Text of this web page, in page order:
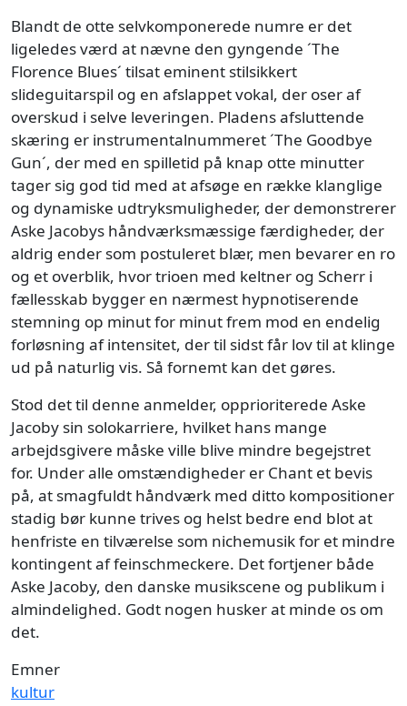
Blandt de otte selvkomponerede numre er det
ligeledes værd at nævne den gyngende ´The
Florence Blues´ tilsat eminent stilsikkert
slideguitarspil og en afslappet vokal, der oser af
overskud i selve leveringen. Pladens afsluttende
skæring er instrumentalnummeret ´The Goodbye
Gun´, der med en spilletid på knap otte minutter
tager sig god tid med at afsøge en række klanglige
og dynamiske udtryksmuligheder, der demonstrerer
Aske Jacobys håndværksmæssige færdigheder, der
aldrig ender som postuleret blær, men bevarer en ro
og et overblik, hvor trioen med keltner og Scherr i
fællesskab bygger en nærmest hypnotiserende
stemning op minut for minut frem mod en endelig
forløsning af intensitet, der til sidst får lov til at klinge
ud på naturlig vis. Så fornemt kan det gøres.
Stod det til denne anmelder, opprioriterede Aske
Jacoby sin solokarriere, hvilket hans mange
arbejdsgivere måske ville blive mindre begejstret
for. Under alle omstændigheder er Chant et bevis
på, at smagfuldt håndværk med ditto kompositioner
stadig bør kunne trives og helst bedre end blot at
henfriste en tilværelse som nichemusik for et mindre
kontingent af feinschmeckere. Det fortjener både
Aske Jacoby, den danske musikscene og publikum i
almindelighed. Godt nogen husker at minde os om
det.
Emner
kultur